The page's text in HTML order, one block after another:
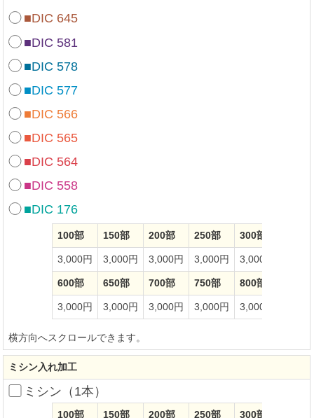
■DIC 645
■DIC 581
■DIC 578
■DIC 577
■DIC 566
■DIC 565
■DIC 564
■DIC 558
■DIC 176
100部 150部 200部 250部 300部
3,000円 3,000円 3,000円 3,000円 3,000円
600部 650部 700部 750部 800部
3,000円 3,000円 3,000円 3,000円 3,000円
横方向へスクロールできます。
ミシン入れ加工
ミシン（1本）
100部 150部 200部 250部 300部